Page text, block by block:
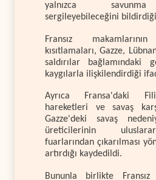
yalnızca
sergileyebileceğini
Fransız
kısıtlamaları, Gazze,
saldırılar bağlamındaki
kaygılarla ilişkilendirdiği
Ayrıca Fransa'daki
hareketleri ve savaş
Gazze'deki savaş
üreticilerinin
fuarlarından çıkarılması
artırdığı kaydedildi.
Bununla birlikte